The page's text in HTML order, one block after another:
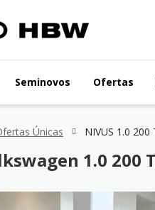
Seminovos Ofertas
Únicas NIVUS 1.0 200
1.0 200